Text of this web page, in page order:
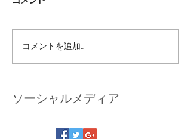
コメントを追加…
ソーシャルメディア